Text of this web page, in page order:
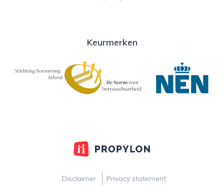
Keurmerken
Disclaimer Privacy statement